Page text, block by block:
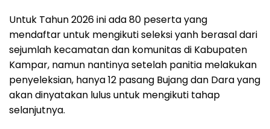
Untuk Tahun 2026 ini ada 80 peserta yang
mendaftar untuk mengikuti seleksi yanh berasal dari
sejumlah kecamatan dan komunitas di Kabupaten
Kampar, namun nantinya setelah panitia melakukan
penyeleksian, hanya 12 pasang Bujang dan Dara yang
akan dinyatakan lulus untuk mengikuti tahap
selanjutnya.